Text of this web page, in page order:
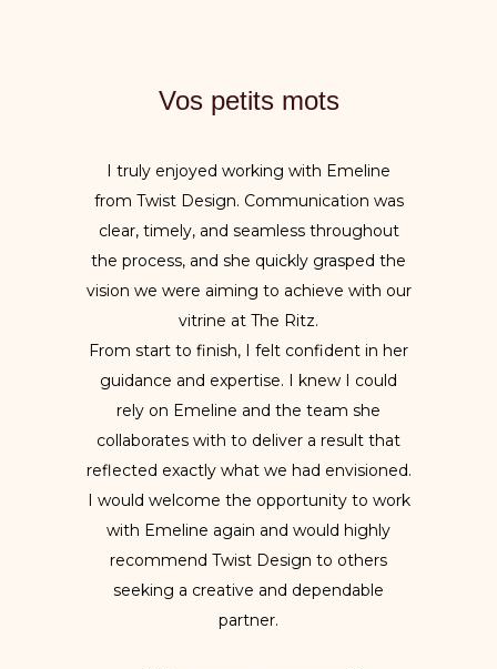
Vos petits mots
I truly enjoyed working with Emeline
from Twist Design. Communication was
clear, timely, and seamless throughout
the process, and she quickly grasped the
vision we were aiming to achieve with our
vitrine at The Ritz.
From start to finish, I felt confident in her
guidance and expertise. I knew I could
rely on Emeline and the team she
collaborates with to deliver a result that
reflected exactly what we had envisioned.
I would welcome the opportunity to work
with Emeline again and would highly
recommend Twist Design to others
seeking a creative and dependable
partner.